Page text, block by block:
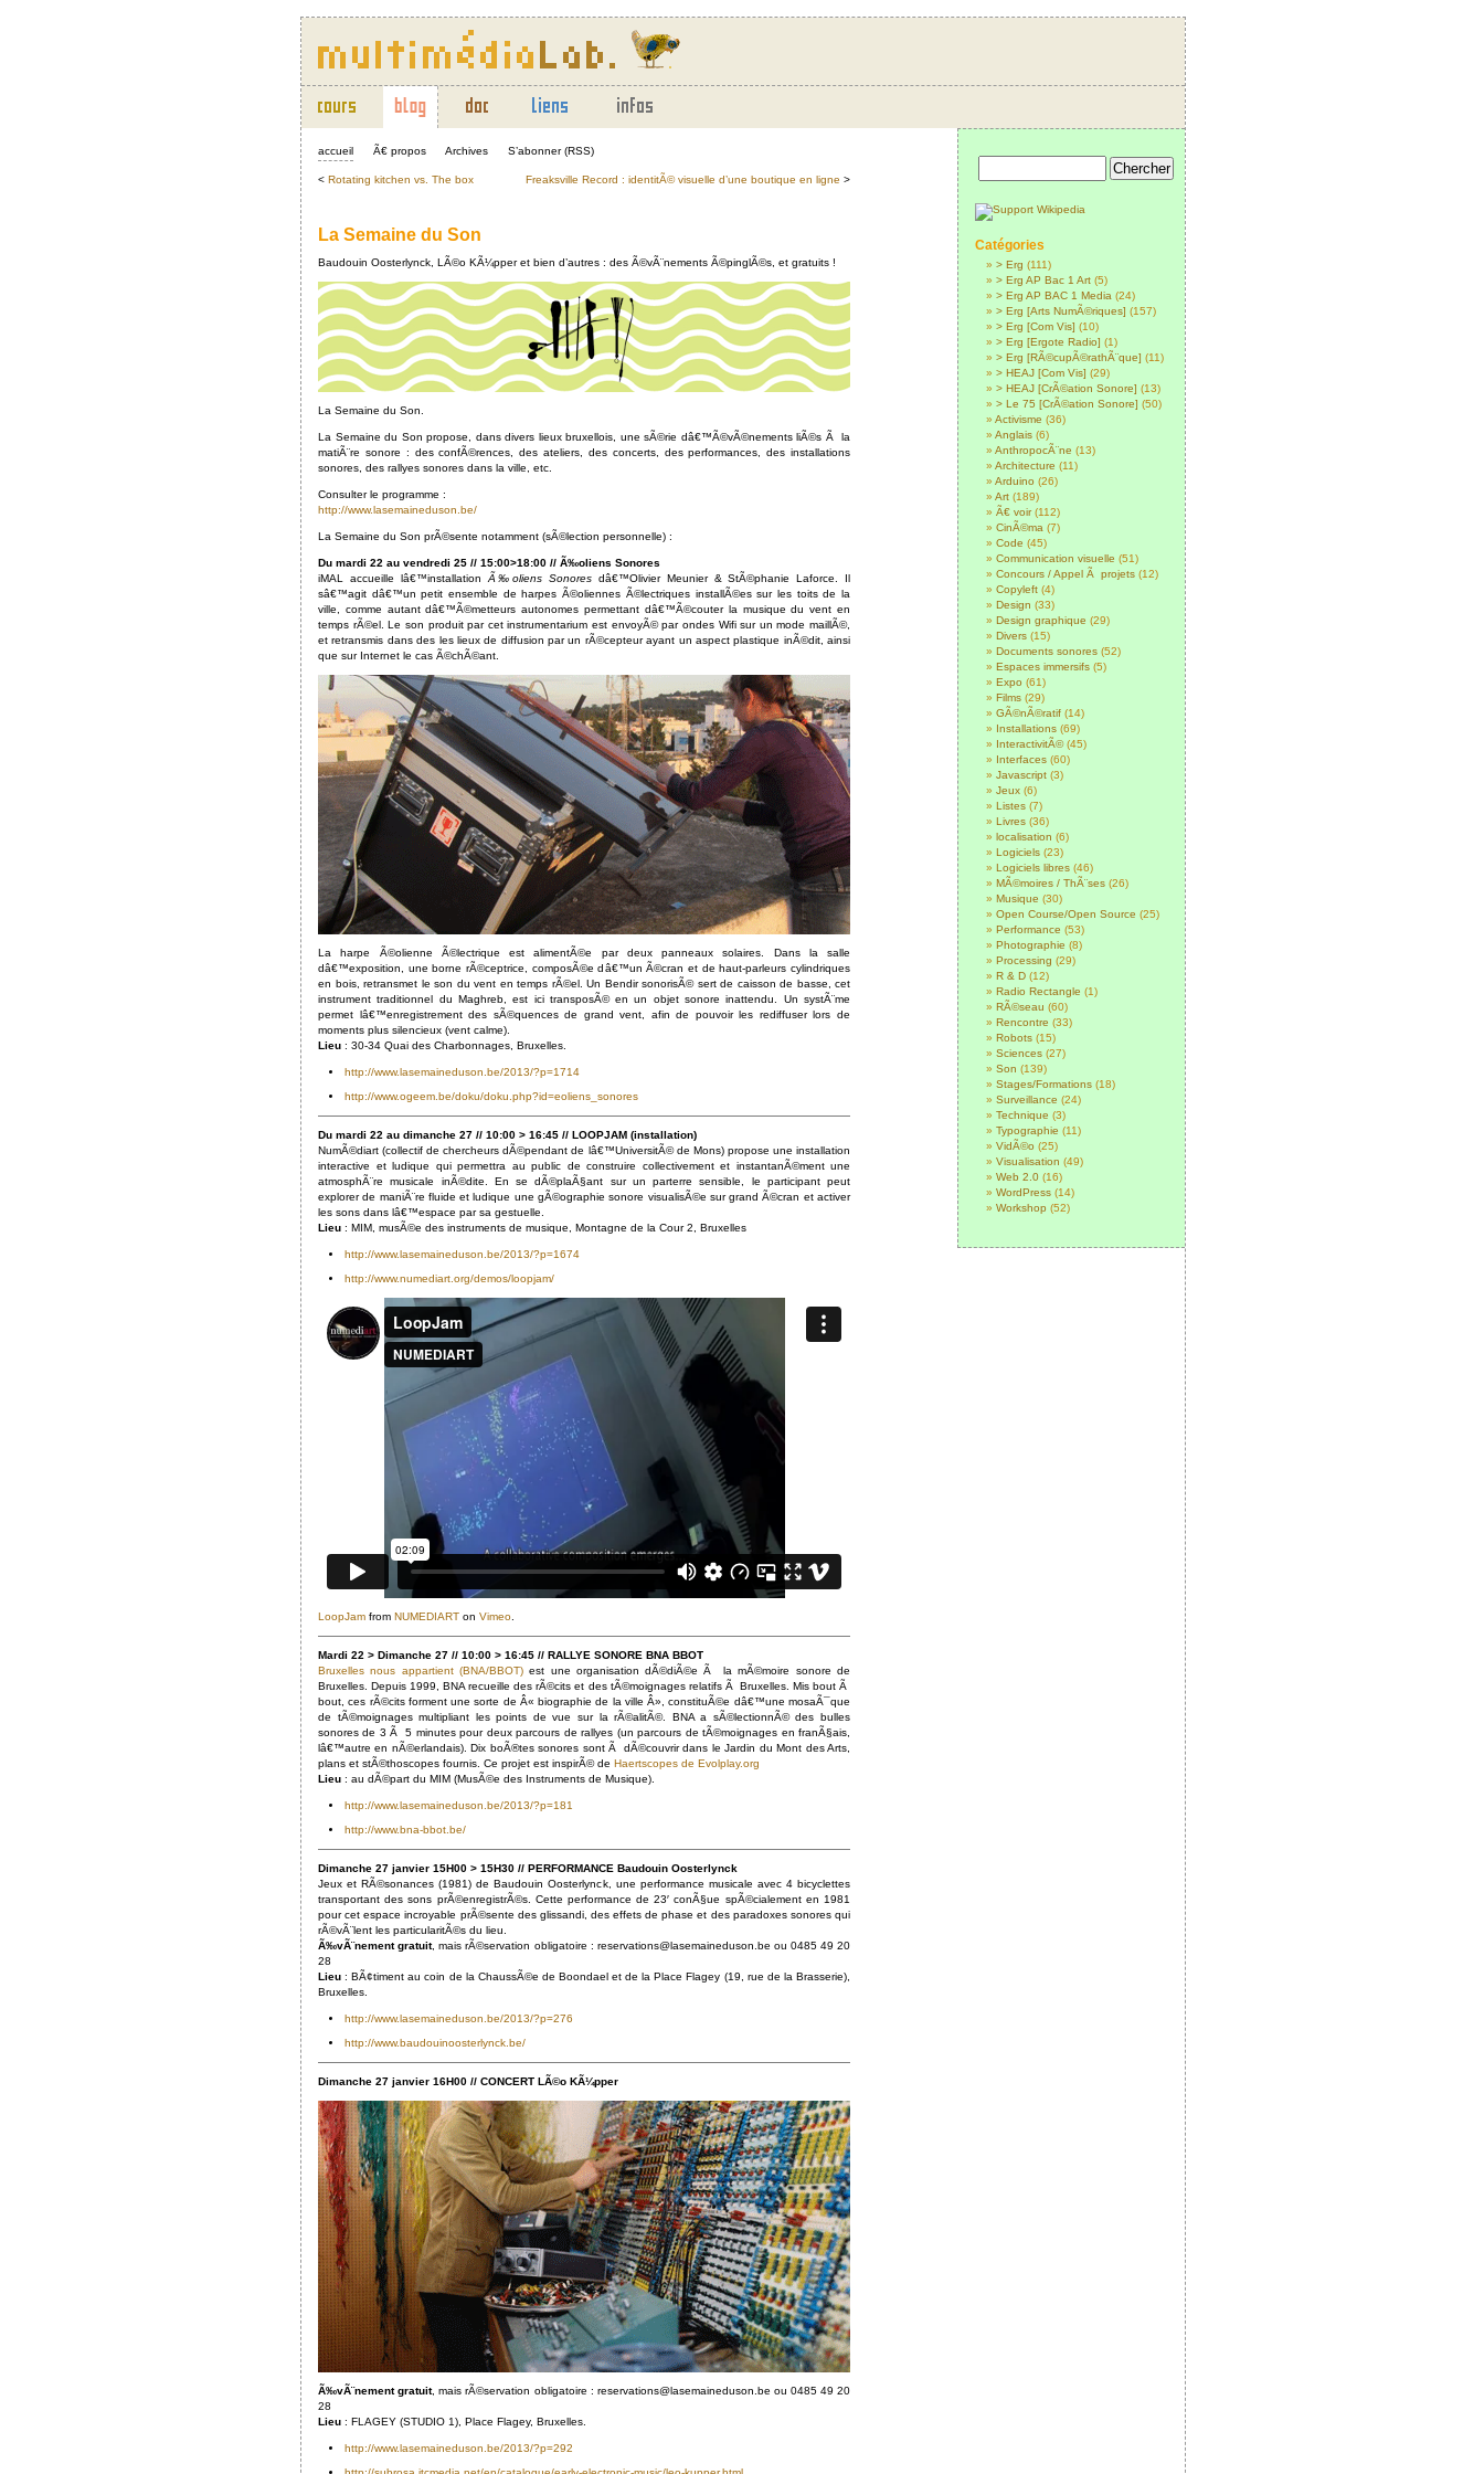
accueil Ã€ propos Archives S’abonner (RSS)
Catégories
> Erg (111)
> Erg AP Bac 1 Art (5)
> Erg AP BAC 1 Media (24)
> Erg [Arts NumÃ©riques] (157)
> Erg [Com Vis] (10)
> Erg [Ergote Radio] (1)
> Erg [RÃ©cupÃ©rathÃ¨que] (11)
> HEAJ [Com Vis] (29)
> HEAJ [CrÃ©ation Sonore] (13)
> Le 75 [CrÃ©ation Sonore] (50)
Activisme (36)
Anglais (6)
AnthropocÃ¨ne (13)
Architecture (11)
Arduino (26)
Art (189)
Ã€ voir(112)
CinÃ©ma (7)
Code (45)
Communication visuelle (51)
Concours / Appel Ã projets (12)
Copyleft (4)
Design (33)
Design graphique (29)
Divers (15)
Documents sonores (52)
Espaces immersifs (5)
Expo (61)
Films (29)
GÃ©nÃ©ratif (14)
Installations (69)
InteractivitÃ©(45)
Interfaces (60)
Javascript (3)
Jeux (6)
Listes (7)
Livres (36)
localisation (6)
Logiciels (23)
Logiciels libres (46)
MÃ©moires / ThÃ¨ses (26)
Musique (30)
Open Course/Open Source (25)
Performance (53)
Photographie (8)
Processing (29)
R & D (12)
Radio Rectangle (1)
RÃ©seau (60)
Rencontre (33)
Robots (15)
Sciences (27)
Son (139)
Stages/Formations (18)
Surveillance (24)
Technique (3)
Typographie (11)
VidÃ©o (25)
Visualisation (49)
Web 2.0 (16)
WordPress (14)
Workshop (52)
< Rotating kitchen vs. The box Freaksville Record : identitÃ© visuelle d’une boutique en ligne >
La Semaine du Son
Baudouin Oosterlynck, LÃ©o KÃ¼pper et bien d’autres : des Ã©vÃ¨nements Ã©pinglÃ©s, et gratuits !
La Semaine du Son.
La Semaine du Son propose, dans divers lieux bruxellois, une sÃ©rie dâ€™Ã©vÃ©nements liÃ©s Ã la
matiÃ¨re sonore : des confÃ©rences, des ateliers, des concerts, des performances, des installations
sonores, des rallyes sonores dans la ville, etc.
Consulter le programme :
http://www.lasemaineduson.be/
La Semaine du Son prÃ©sente notamment (sÃ©lection personnelle) :
Du mardi 22 au vendredi 25 // 15:00>18:00 // Ã‰oliens Sonores
iMAL accueille lâ€™installation Ã‰oliens Sonores dâ€™Olivier Meunier & StÃ©phanie Laforce. Il
sâ€™agit dâ€™un petit ensemble de harpes Ã©oliennes Ã©lectriques installÃ©es sur les toits de la
ville, comme autant dâ€™Ã©metteurs autonomes permettant dâ€™Ã©couter la musique du vent en
temps rÃ©el. Le son produit par cet instrumentarium est envoyÃ© par ondes Wifi sur un mode maillÃ©,
et retransmis dans des les lieux de diffusion par un rÃ©cepteur ayant un aspect plastique inÃ©dit, ainsi
que sur Internet le cas Ã©chÃ©ant.
La harpe Ã©olienne Ã©lectrique est alimentÃ©e par deux panneaux solaires. Dans la salle
dâ€™exposition, une borne rÃ©ceptrice, composÃ©e dâ€™un Ã©cran et de haut-parleurs cylindriques
en bois, retransmet le son du vent en temps rÃ©el. Un Bendir sonorisÃ© sert de caisson de basse, cet
instrument traditionnel du Maghreb, est ici transposÃ© en un objet sonore inattendu. Un systÃ¨me
permet lâ€™enregistrement des sÃ©quences de grand vent, afin de pouvoir les rediffuser lors de
moments plus silencieux (vent calme).
Lieu : 30-34 Quai des Charbonnages, Bruxelles.
http://www.lasemaineduson.be/2013/?p=1714
http://www.ogeem.be/doku/doku.php?id=eoliens_sonores
Du mardi 22 au dimanche 27 // 10:00 > 16:45 // LOOPJAM (installation)
NumÃ©diart (collectif de chercheurs dÃ©pendant de lâ€™UniversitÃ© de Mons) propose une installation
interactive et ludique qui permettra au public de construire collectivement et instantanÃ©ment une
atmosphÃ¨re musicale inÃ©dite. En se dÃ©plaÃ§ant sur un parterre sensible, le participant peut
explorer de maniÃ¨re fluide et ludique une gÃ©ographie sonore visualisÃ©e sur grand Ã©cran et activer
les sons dans lâ€™espace par sa gestuelle.
Lieu : MIM, musÃ©e des instruments de musique, Montagne de la Cour 2, Bruxelles
http://www.lasemaineduson.be/2013/?p=1674
http://www.numediart.org/demos/loopjam/
LoopJam from NUMEDIART on Vimeo
Mardi 22 > Dimanche 27 // 10:00 > 16:45 // RALLYE SONORE BNA BBOT
Bruxelles nous appartient (BNA/BBOT)est une organisation dÃ©diÃ©e Ã la mÃ©moire sonore de
Bruxelles. Depuis 1999, BNA recueille des rÃ©cits et des tÃ©moignages relatifs Ã Bruxelles. Mis bout Ã
bout, ces rÃ©cits forment une sorte de Â« biographie de la ville Â», constituÃ©e dâ€™une mosaÃ¯que
de tÃ©moignages multipliant les points de vue sur la rÃ©alitÃ©. BNA a sÃ©lectionnÃ© des bulles
sonores de 3 Ã 5 minutes pour deux parcours de rallyes (un parcours de tÃ©moignages en franÃ§ais,
lâ€™autre en nÃ©erlandais). Dix boÃ®tes sonores sont Ã dÃ©couvrir dans le Jardin du Mont des Arts,
plans et stÃ©thoscopes fournis. Ce projet est inspirÃ© de Haertscopes de Evolplay.org
Lieu : au dÃ©part du MIM (MusÃ©e des Instruments de Musique).
http://www.lasemaineduson.be/2013/?p=181
http://www.bna-bbot.be/
Dimanche 27 janvier 15H00 > 15H30 // PERFORMANCE Baudouin Oosterlynck
Jeux et RÃ©sonances (1981) de Baudouin Oosterlynck, une performance musicale avec 4 bicyclettes
transportant des sons prÃ©enregistrÃ©s. Cette performance de 23′ conÃ§ue spÃ©cialement en 1981
pour cet espace incroyable prÃ©sente des glissandi, des effets de phase et des paradoxes sonores qui
rÃ©vÃ¨lent les particularitÃ©s du lieu.
Ã‰vÃ¨nement gratuit, mais rÃ©servation obligatoire : reservations@lasemaineduson.be ou 0485 49 20
28
Lieu : BÃ¢timent au coin de la ChaussÃ©e de Boondael et de la Place Flagey (19, rue de la Brasserie),
Bruxelles.
http://www.lasemaineduson.be/2013/?p=276
http://www.baudouinoosterlynck.be/
Dimanche 27 janvier 16H00 // CONCERT LÃ©o KÃ¼pper
Ã‰vÃ¨nement gratuit, mais rÃ©servation obligatoire : reservations@lasemaineduson.be ou 0485 49 20
28
Lieu : FLAGEY (STUDIO 1), Place Flagey, Bruxelles.
http://www.lasemaineduson.be/2013/?p=292